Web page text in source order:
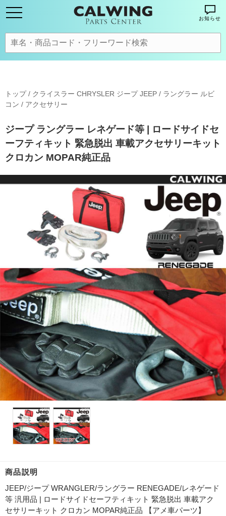
お知らせ
トップ/ クライスラー CHRYSLER ジープ JEEP / ラングラー ルビ
コン / アクセサリー
ジープ ラングラー レネゲード等 | ロードサイドセ
ーフティキット 緊急脱出 車載アクセサリーキット
クロカン MOPAR純正品
商品説明
JEEP/ジープ WRANGLER/ラングラー RENEGADE/レネゲード
等 汎用品 | ロードサイドセーフティキット 緊急脱出 車載アク
セサリーキット クロカン MOPAR純正品 【アメ車パーツ】